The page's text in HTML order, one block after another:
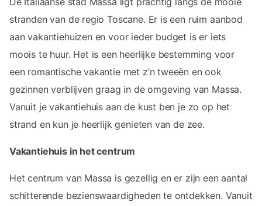
stranden van de regio Toscane. Er is een ruim aanbod
aan vakantiehuizen en voor ieder budget is er iets
moois te huur. Het is een heerlijke bestemming voor
een romantische vakantie met z’n tweeën en ook
gezinnen verblijven graag in de omgeving van Massa.
Vanuit je vakantiehuis aan de kust ben je zo op het
strand en kun je heerlijk genieten van de zee.
Vakantiehuis in het centrum
Het centrum van Massa is gezellig en er zijn een aantal
schitterende bezienswaardigheden te ontdekken. Vanuit